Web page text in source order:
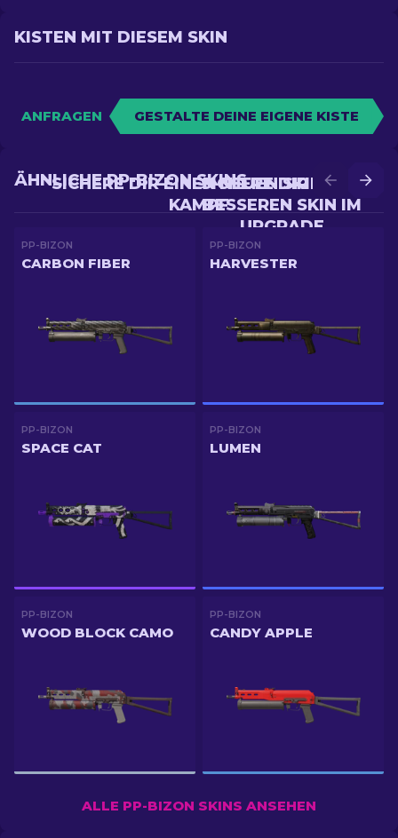
KISTEN MIT DIESEM SKIN
ANFRAGEN GESTALTE DEINE EIGENE KISTE
SICHERE DIR EINEN
BESSEREN SKIN IM
UPGRADE
SICHERE DIR EINEN NEUEN SKIN IM
KAMPF
ÄHNLICHE PP-BIZON SKINS
PP-BIZON
CARBON FIBER
PP-BIZON
HARVESTER
PP-BIZON
SPACE CAT
PP-BIZON
LUMEN
PP-BIZON
WOOD BLOCK CAMO
PP-BIZON
CANDY APPLE
ALLE PP-BIZON SKINS ANSEHEN